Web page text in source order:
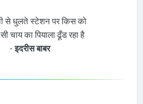
से धुलते स्टेशन पर किस को
सी चाय का पियाला ढूँड रहा है
-इदरीस बाबर